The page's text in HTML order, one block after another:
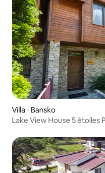
Villa ⋅ Bansko
Lake View House 5 étoiles